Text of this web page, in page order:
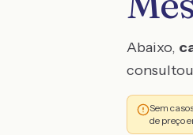
Abaixo,
consultou
Sem
de preço